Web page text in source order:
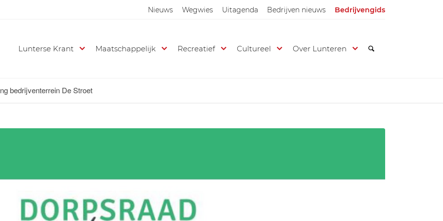
Nieuws Wegwies Uitagenda Bedrijven nieuws Bedrijvengids
Lunterse Krant Maatschappelijk Recreatief Cultureel Over Lunteren
bedrijventerrein De Stroet